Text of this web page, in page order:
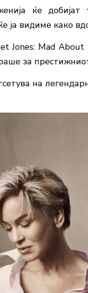
ќе
ја видиме како
Jones: Mad
за
на